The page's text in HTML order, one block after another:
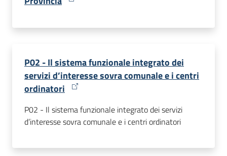
P02 - Il sistema funzionale integrato dei
servizi d’interesse sovra comunale e i centri
ordinatori
P02 - Il sistema funzionale integrato dei servizi
d’interesse sovra comunale e i centri ordinatori